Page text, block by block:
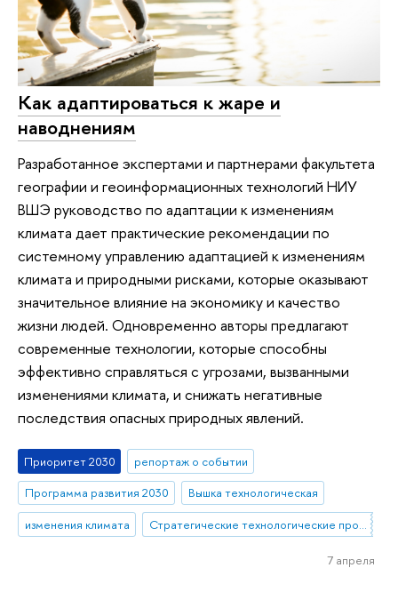
Как адаптироваться к жаре и
наводнениям
Разработанное экспертами и партнерами факультета
географии и геоинформационных технологий НИУ
ВШЭ руководство по адаптации к изменениям
климата дает практические рекомендации по
системному управлению адаптацией к изменениям
климата и природными рисками, которые оказывают
значительное влияние на экономику и качество
жизни людей. Одновременно авторы предлагают
современные технологии, которые способны
эффективно справляться с угрозами, вызванными
изменениями климата, и снижать негативные
последствия опасных природных явлений.
Приоритет 2030
репортаж о событии
Программа развития 2030
Вышка технологическая
изменения климата
Стратегические технологические проекты
7 апреля